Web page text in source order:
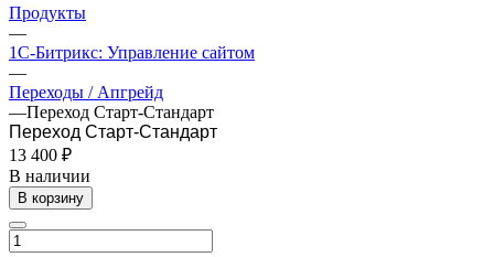
Продукты
—
1С-Битрикс: Управление сайтом
—
Переходы / Апгрейд
—Переход Старт-Стандарт
Переход Старт-Стандарт
13 400 ₽
В наличии
В корзину